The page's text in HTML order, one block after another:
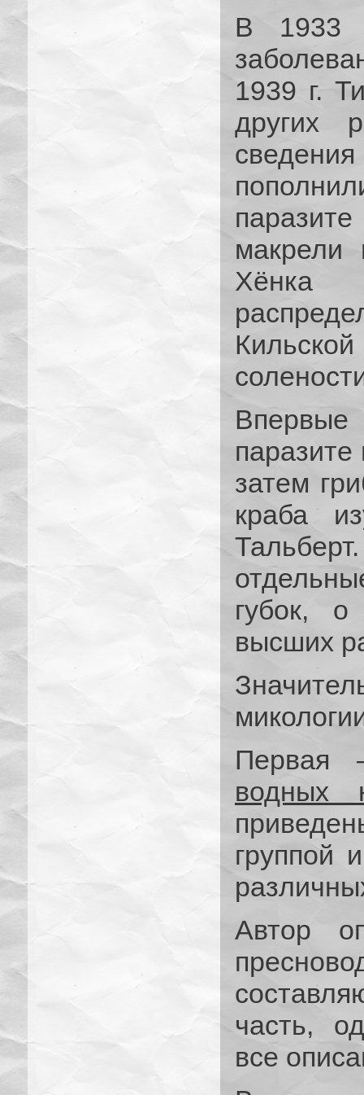
В 1933
1939 г.
других
макрели
Хёнка
паразите
затем
краба
губок,
высших
водных
группой
Автор
часть,
все